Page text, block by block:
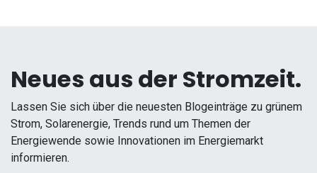
Neues aus der Stromzeit.
Lassen Sie sich über die neuesten Blogeinträge zu grünem
Strom, Solarenergie, Trends rund um Themen der
Energiewende sowie Innovationen im Energiemarkt
informieren.